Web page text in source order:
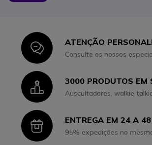
IconATENÇÃO
Consulte os nossos
Icon3000 PRODUTOS EM
Auscultadores, walkie
IconENTREGA EM 24 A
95% expedições no